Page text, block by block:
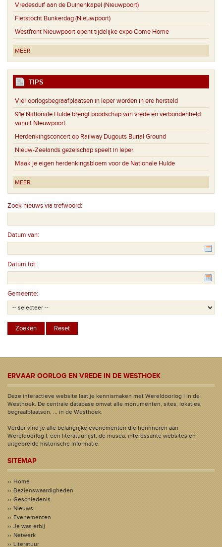
Vredesduif aan de Duinenkapel (Nieuwpoort)
Fietstocht Bunkerdag (Nieuwpoort)
Westfront Nieuwpoort opent tijdelijke expo Come Home
MEER
TIPS
Vier oorlogsbegraafplaatsen in Ieper worden in ere hersteld
91e Nationale Hulde brengt boodschap van vrede en verbondenheid
vanuit Nieuwpoort
Herdenkingsconcert op Railway Dugouts Burial Ground
Nieuw-Zeelands gezelschap speelt in Ieper
Maak je eigen herdenkingsbloem voor de Nationale Hulde
MEER
Zoek nieuws via trefwoord:
Datum van:
Datum tot:
Gemeente:
ERVAAR OORLOG EN VREDE IN DE WESTHOEK
Deze interactieve website laat je kennismaken met Wereldoorlog I in de
Westhoek. De centrale database omvat alle monumenten, sites, lokaties,
begraafplaatsen, ... in de Westhoek.
Verder vind je alle belangrijke evenementen die herinneren aan
Wereldoorlog I, een literatuurlijst, de musea, interessante websites en
uitgebreide historische informatie.
SITEMAP
Home
Bezienswaardigheden
Geschiedenis
Nieuws
Evenementen
Je was erbij
Netwerk
Literatuur